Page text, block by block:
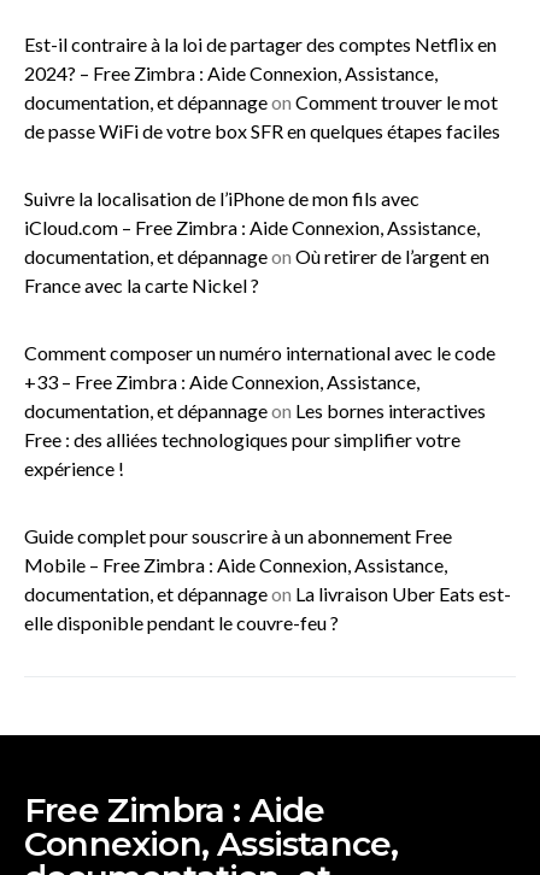
Est-il contraire à la loi de partager des comptes Netflix en
2024? – Free Zimbra : Aide Connexion, Assistance,
documentation, et dépannageon Comment trouver le mot
de passe WiFi de votre box SFR en quelques étapes faciles
Suivre la localisation de l’iPhone de mon fils avec
iCloud.com – Free Zimbra : Aide Connexion, Assistance,
documentation, et dépannageon Où retirer de l’argent en
France avec la carte Nickel ?
Comment composer un numéro international avec le code
+33 – Free Zimbra : Aide Connexion, Assistance,
documentation, et dépannageon Les bornes interactives
Free : des alliées technologiques pour simplifier votre
expérience !
Guide complet pour souscrire à un abonnement Free
Mobile – Free Zimbra : Aide Connexion, Assistance,
documentation, et dépannageon La livraison Uber Eats est-
elle disponible pendant le couvre-feu ?
Free Zimbra : Aide
Connexion, Assistance,